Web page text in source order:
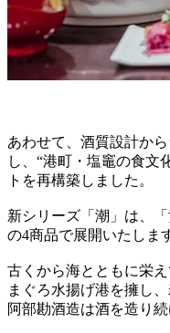
あわせて、酒質設計か
し、“港町・塩竈の食文
トを再構築しました。
新シリーズ「潮」は、
の4商品で展開いたしま
古くから海とともに栄
まぐろ水揚げ港を擁し
阿部勘酒造は酒を造り続